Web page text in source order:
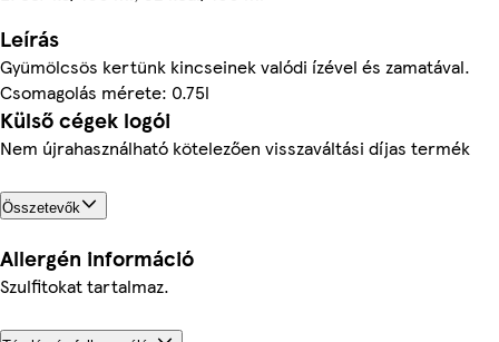
Leírás
Gyümölcsös kertünk kincseinek valódi ízével és zamatával.
Csomagolás mérete: 0.75l
Külső cégek logói
Nem újrahasználható kötelezően visszaváltási díjas termék
Összetevők
Allergén információ
Szulfitokat tartalmaz.